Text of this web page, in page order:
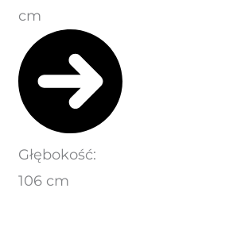
cm
Głębokość:
106 cm